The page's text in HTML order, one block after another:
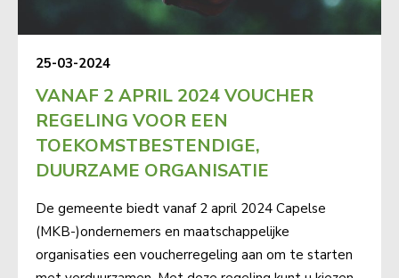
25-03-2024
VANAF 2 APRIL 2024 VOUCHER
REGELING VOOR EEN
TOEKOMSTBESTENDIGE,
DUURZAME ORGANISATIE
De gemeente biedt vanaf 2 april 2024 Capelse
(MKB-)ondernemers en maatschappelijke
organisaties een voucherregeling aan om te starten